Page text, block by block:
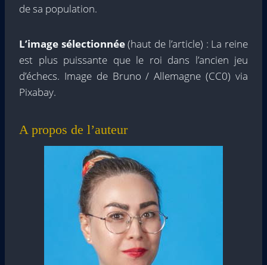
de sa population.
L’image sélectionnée(haut de l’article) : La reine
est plus puissante que le roi dans l’ancien jeu
d’échecs. Image de Bruno / Allemagne (CC0) via
Pixabay.
A propos de l’auteur